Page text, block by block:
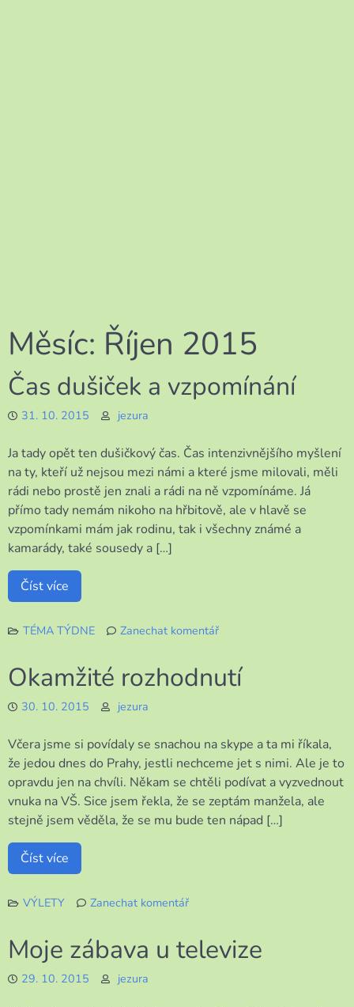
Měsíc: Říjen 2015
Čas dušiček a vzpomínání
31. 10. 2015 jezura
Ja tady opět ten dušičkový čas. Čas intenzivnějšího myšlení
na ty, kteří už nejsou mezi námi a které jsme milovali, měli
rádi nebo prostě jen znali a rádi na ně vzpomínáme. Já
přímo tady nemám nikoho na hřbitově, ale v hlavě se
vzpomínkami mám jak rodinu, tak i všechny známé a
kamarády, také sousedy a […]
Číst více
TÉMA TÝDNE
Zanechat komentář
dušiček
Okamžité rozhodnutí
30. 10. 2015 jezura
Včera jsme si povídaly se snachou na skype a ta mi říkala,
že jedou dnes do Prahy, jestli nechceme jet s nimi. Ale je to
opravdu jen na chvíli. Někam se chtěli podívat a vyzvednout
vnuka na VŠ. Sice jsem řekla, že se zeptám manžela, ale
stejně jsem věděla, že se mu bude ten nápad […]
Číst více
VÝLETY
Zanechat komentář
rozhodnutí
Moje zábava u televize
29. 10. 2015 jezura